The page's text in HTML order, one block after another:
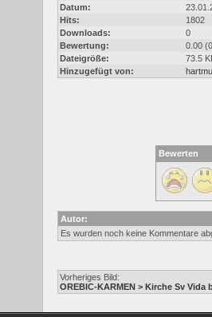
Datum:
Hits:
1802
Downloads:
0
Bewertung:
0.00
Dateigröße:
73.5
Hinzugefügt von:
Bewerten
Autor:
Es wurden noch keine Kommentare
Vorheriges Bild:
OREBIC-KARMEN > Kirche Sv Vida